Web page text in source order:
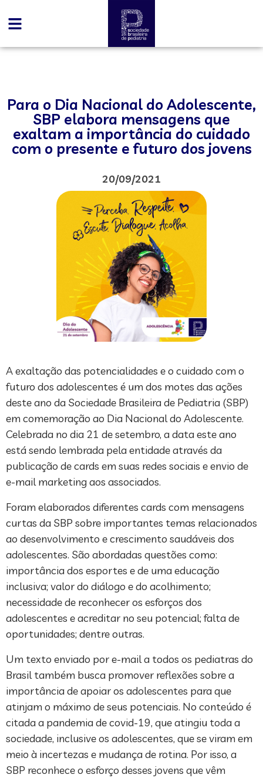
Para o Dia Nacional do Adolescente,
SBP elabora mensagens que
exaltam a importância do cuidado
com o presente e futuro dos jovens
20/09/2021
A exaltação das potencialidades e o cuidado com o
futuro dos adolescentes é um dos motes das ações
deste ano da Sociedade Brasileira de Pediatria (SBP)
em comemoração ao Dia Nacional do Adolescente.
Celebrada no dia 21 de setembro, a data este ano
está sendo lembrada pela entidade através da
publicação de cards em suas redes sociais e envio de
e-mail marketing aos associados.
Foram elaborados diferentes cards com mensagens
curtas da SBP sobre importantes temas relacionados
ao desenvolvimento e crescimento saudáveis dos
adolescentes. São abordadas questões como:
importância dos esportes e de uma educação
inclusiva; valor do diálogo e do acolhimento;
necessidade de reconhecer os esforços dos
adolescentes e acreditar no seu potencial; falta de
oportunidades; dentre outras.
Um texto enviado por e-mail a todos os pediatras do
Brasil também busca promover reflexões sobre a
importância de apoiar os adolescentes para que
atinjam o máximo de seus potenciais. No conteúdo é
citada a pandemia de covid-19, que atingiu toda a
sociedade, inclusive os adolescentes, que se viram em
meio à incertezas e mudança de rotina. Por isso, a
SBP reconhece o esforço desses jovens que vêm